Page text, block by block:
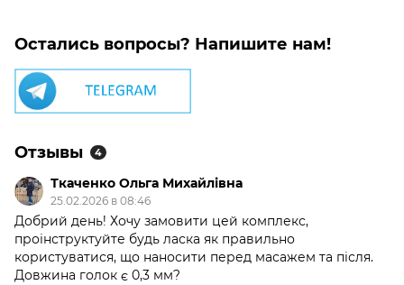
Остались вопросы? Напишите нам!
Отзывы 4
Ткаченко Ольга Михайлівна
25.02.2026 в 08:46
Добрий день! Хочу замовити цей комплекс,
проінструктуйте будь ласка як правильно
користуватися, що наносити перед масажем та після.
Довжина голок є 0,3 мм?